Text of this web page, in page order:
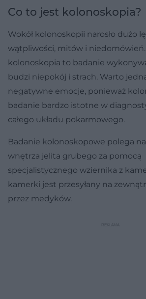
Co to jest kolonoskopia?
Wokół kolonoskopii narosło dużo
wątpliwości, mitów i niedomówień.
kolonoskopia to badanie
budzi niepokój i strach. Warto
negatywne emocje, ponieważ
badanie bardzo istotne w
całego układu pokarmowego.
Badanie kolonoskopowe polega
wnętrza jelita grubego za pomocą
specjalistycznego wziernika z
kamerki jest przesyłany na
przez medyków.